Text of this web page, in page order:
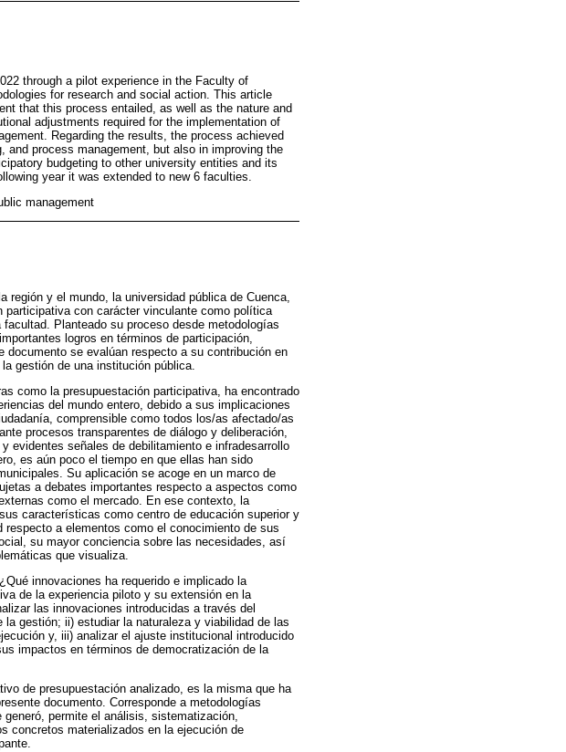
through a pilot experience in the Faculty of
for research and social action. This article
that this process entailed, as well as the nature and
adjustments required for the implementation of
Regarding the results, the process achieved
process management, but also in improving the
budgeting to other university entities and its
year it was extended to new 6 faculties.
management
región y el mundo, la universidad pública de Cuenca,
participativa con carácter vinculante como política
Planteado su proceso desde metodologías
logros en términos de participación,
se evalúan respecto a su contribución en
gestión de una institución pública.
como la presupuestación participativa, ha encontrado
del mundo entero, debido a sus implicaciones
comprensible como todos los/as afectado/as
procesos transparentes de diálogo y deliberación,
evidentes señales de debilitamiento e infradesarrollo
es aún poco el tiempo en que ellas han sido
Su aplicación se acoge en un marco de
a debates importantes respecto a aspectos como
como el mercado. En ese contexto, la
características como centro de educación superior y
a elementos como el conocimiento de sus
su mayor conciencia sobre las necesidades, así
que visualiza.
innovaciones ha requerido e implicado la
de la experiencia piloto y su extensión en la
las innovaciones introducidas a través del
gestión; ii) estudiar la naturaleza y viabilidad de las
y, iii) analizar el ajuste institucional introducido
impactos en términos de democratización de la
de presupuestación analizado, es la misma que ha
documento. Corresponde a metodologías
permite el análisis, sistematización,
concretos materializados en la ejecución de